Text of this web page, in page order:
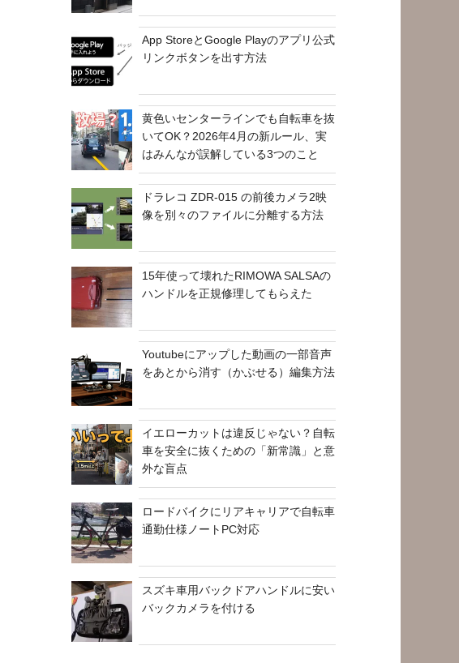
App StoreとGoogle Playのアプリ公式
リンクボタンを出す方法
黄色いセンターラインでも自転車を抜
いてOK？2026年4月の新ルール、実
はみんなが誤解している3つのこと
ドラレコ ZDR-015 の前後カメラ2映
像を別々のファイルに分離する方法
15年使って壊れたRIMOWA SALSAの
ハンドルを正規修理してもらえた
Youtubeにアップした動画の一部音声
をあとから消す（かぶせる）編集方法
イエローカットは違反じゃない？自転
車を安全に抜くための「新常識」と意
外な盲点
ロードバイクにリアキャリアで自転車
通勤仕様ノートPC対応
スズキ車用バックドアハンドルに安い
バックカメラを付ける